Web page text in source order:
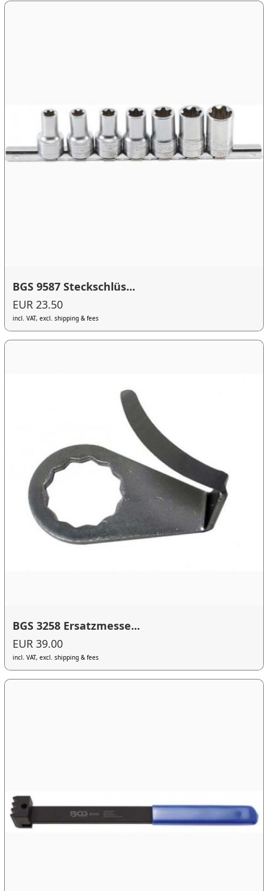
BGS 9587 Steckschlüs...
EUR 23.50
incl. VAT, excl. shipping & fees
BGS 3258 Ersatzmesse...
EUR 39.00
incl. VAT, excl. shipping & fees